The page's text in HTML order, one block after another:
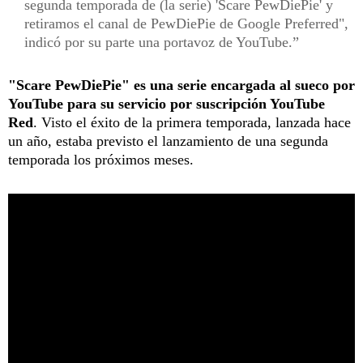
segunda temporada de (la serie) 'Scare PewDiePie' y
retiramos el canal de PewDiePie de Google Preferred",
indicó por su parte una portavoz de YouTube.
"Scare PewDiePie" es una serie encargada al sueco por
YouTube para su servicio por suscripción YouTube
Red. Visto el éxito de la primera temporada, lanzada hace
un año, estaba previsto el lanzamiento de una segunda
temporada los próximos meses.